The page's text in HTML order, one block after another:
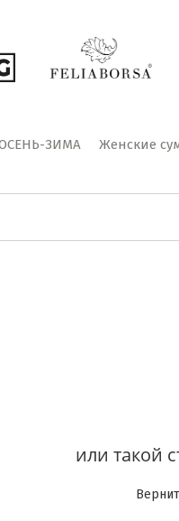
ЗИМА Женские
или такой